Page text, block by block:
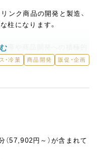
ンク商品の開発と製造、
柱になります。
導や商品開発への積極的
」というクリエイティブな
なポジションです。
、新規事業立ち上げま
店を一緒に作って行きたい
・冷菓 商品開発
販促・企画
57,902円～）が含まれて